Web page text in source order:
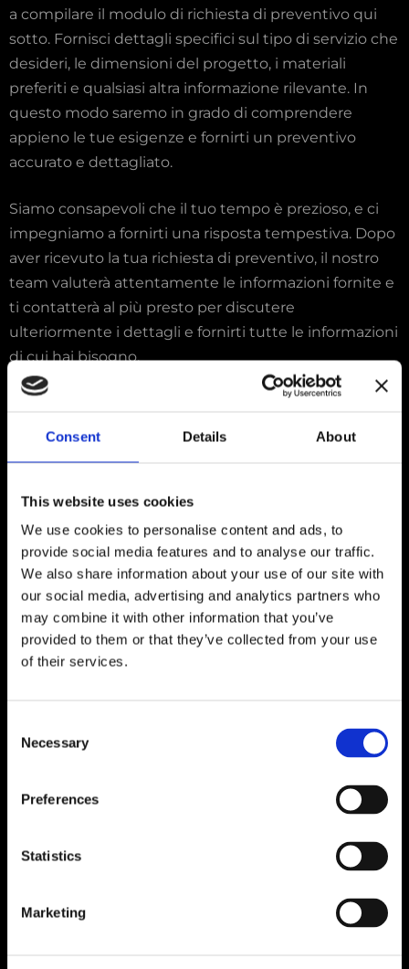
Consent Details About
This website uses cookies
We use cookies to personalise content and ads, to
provide social media features and to analyse our traffic.
We also share information about your use of our site with
our social media, advertising and analytics partners who
may combine it with other information that you’ve
provided to them or that they’ve collected from your use
of their services.
Selection
Necessary
Preferences
Statistics
Marketing
a compilare il modulo di richiesta di preventivo qui
sotto. Fornisci dettagli specifici sul tipo di servizio che
desideri, le dimensioni del progetto, i materiali
preferiti e qualsiasi altra informazione rilevante. In
questo modo saremo in grado di comprendere
appieno le tue esigenze e fornirti un preventivo
accurato e dettagliato.
Siamo consapevoli che il tuo tempo è prezioso, e ci
impegniamo a fornirti una risposta tempestiva. Dopo
aver ricevuto la tua richiesta di preventivo, il nostro
team valuterà attentamente le informazioni fornite e
ti contatterà al più presto per discutere
ulteriormente i dettagli e fornirti tutte le informazioni
di cui hai bisogno.
Siamo pronti a mettere la nostra esperienza, la nostra
creatività e la nostra passione al servizio del tuo
trasformazione.
Compila il modulo di richiesta di preventivo qui sotto
e preparati a dare vita alle tue idee. Siamo pronti a
rendere il tuo progetto una realtà.
Nome
Ripeti Email
Telefono